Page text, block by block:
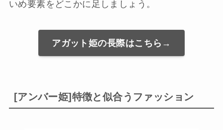
いめ要素をどこかに足しましょう。
アガット姫の長際はこちら→
[アンバー姫]特徴と似合うファッション